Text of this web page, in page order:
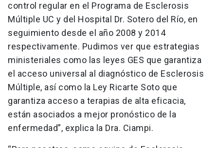
control regular en el Programa de Esclerosis
Múltiple UC y del Hospital Dr. Sotero del Río, en
seguimiento desde el año 2008 y 2014
respectivamente. Pudimos ver que estrategias
ministeriales como las leyes GES que garantiza
el acceso universal al diagnóstico de Esclerosis
Múltiple, así como la Ley Ricarte Soto que
garantiza acceso a terapias de alta eficacia,
están asociados a mejor pronóstico de la
enfermedad”, explica la Dra. Ciampi.